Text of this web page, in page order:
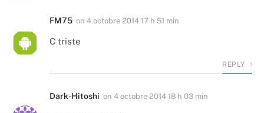
FM75 on 4 octobre 2014 17 h 51 min
C triste
REPLY
Dark-Hitoshi on 4 octobre 2014 18 h 03 min